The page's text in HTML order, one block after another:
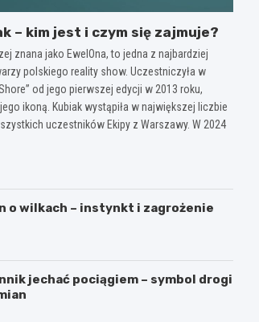
– kim jest i czym się zajmuje?
znana jako EwelOna, to jedna z najbardziej
polskiego reality show. Uczestniczyła w
od jego pierwszej edycji w 2013 roku,
ikoną. Kubiak wystąpiła w największej liczbie
uczestników Ekipy z Warszawy. W 2024
o wilkach – instynkt i zagrożenie
jechać pociągiem – symbol drogi